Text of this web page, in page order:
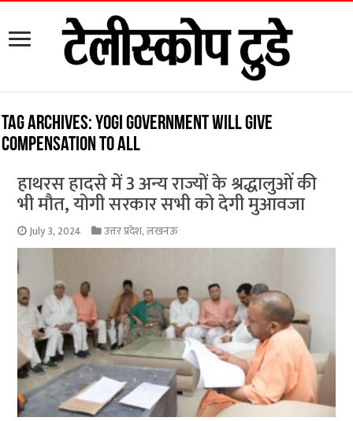
Tag Archives:Yogi government will give
compensation to all
हाथरस हादसे में 3 अन्य राज्यों के श्रद्धालुओं की
भी मौत, योगी सरकार सभी को देगी मुआवजा
July 3, 2024 उत्तर प्रदेश,लखनऊ